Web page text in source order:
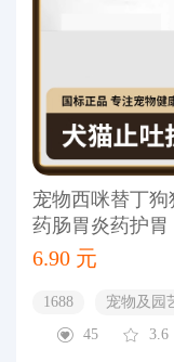
宠物西咪替丁
药肠胃炎药护胃
6.90 元
1688 宠物及园
45
3.6